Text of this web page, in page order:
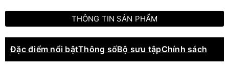
THÔNG TIN SẢN PHẨM
Đặc điểm nổi bậtThông sốBộ sưu tậpChính sách